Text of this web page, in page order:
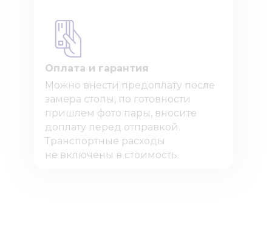
Оплата и гарантия
Можно внести предоплату после
замера стопы, по готовности
пришлем фото пары, вносите
доплату перед отправкой.
Транспортные расходы
не включены в стоимость.